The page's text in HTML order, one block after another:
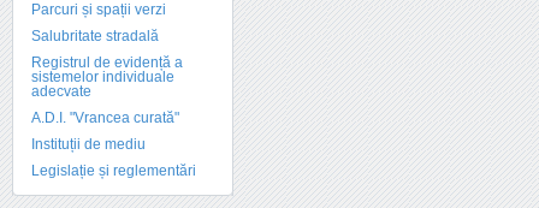
Parcuri și spații verzi
Salubritate stradală
Registrul de evidență a
sistemelor individuale
adecvate
A.D.I. "Vrancea curată"
Instituții de mediu
Legislație și reglementări